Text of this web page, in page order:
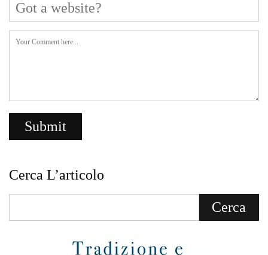
Cerca L’articolo